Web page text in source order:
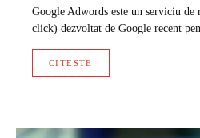
Google Adwords este un serviciu de
click) dezvoltat de Google recent
CITESTE